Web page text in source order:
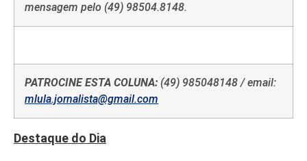
mensagem pelo (49) 98504.8148.
PATROCINE ESTA COLUNA: (49) 985048148 / email:
mlula.jornalista@gmail.com
Destaque do Dia